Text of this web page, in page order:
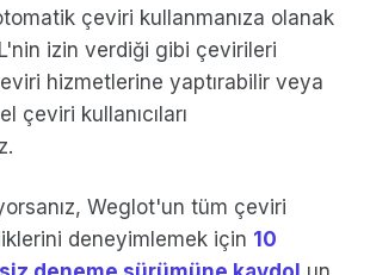
çeviri kullanmanıza olanak
izin verdiği gibi çevirileri
hizmetlerine yaptırabilir veya
çeviri kullanıcıları
Weglot'un tüm çeviri
deneyimlemek için 10